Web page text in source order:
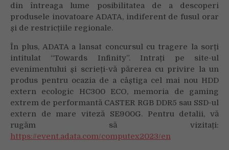
din întreaga lume posibilitatea de a descoperi
produsele inovatoare ADATA, indiferent de fusul orar
și de restricțiile regionale.
În plus, ADATA a lansat concursul cu tragere la sorți
intitulat “Towards Infinity”. Intrați pe site-ul
evenimentului și scrieți-vă părerea cu privire la un
produs pentru ocazia de a câștiga cel mai nou HDD
extern ecologic HC300 ECO, memoria de gaming
extrem de performantă CASTER RGB DDR5 sau SSD-ul
extern de mare viteză SE900G. Pentru detalii, vă
rugăm să vizitați:
https://event.adata.com/computex2023/en